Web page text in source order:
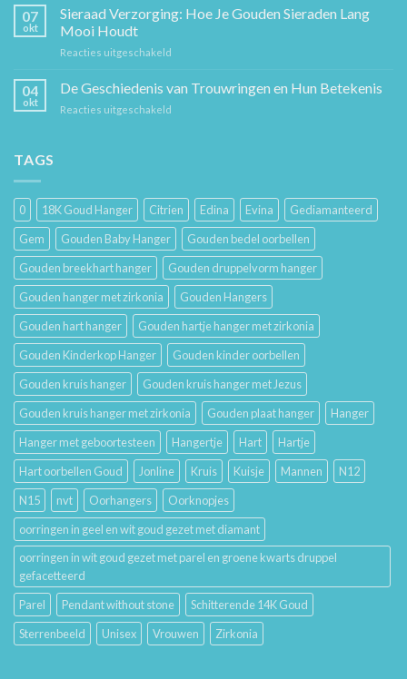
Sierkunst
en
Cadeaugids:
De
Hem
07
okt
Sieraad Verzorging: Hoe Je Gouden Sieraden Lang
Mooi Houdt
Reacties uitgeschakeld
Verzorging:
Hoe
04
okt
De Geschiedenis van Trouwringen en Hun Betekenis
Reacties uitgeschakeld
Hun
Betekenis
TAGS
0 18K Goud Hanger Citrien Edina Evina
Gediamanteerd
Gem
Gouden Baby Hanger
Gouden bedel oorbellen
Gouden breekhart hanger
Gouden druppelvorm hanger
Gouden hanger met zirkonia
Gouden Hangers
Gouden hart hanger
Gouden hartje hanger met zirkonia
Gouden Kinderkop Hanger
Gouden kinder oorbellen
Gouden kruis hanger
Gouden kruis hanger met Jezus
Gouden kruis hanger met zirkonia
Gouden plaat hanger
Hanger
Hanger met geboortesteen
Hangertje Hart
Hartje
Hart oorbellen Goud
Jonline Kruis Kuisje Mannen
N12
N15
nvt Oorhangers
Oorknopjes
oorringen in geel en wit goud gezet met diamant
oorringen in wit goud gezet met parel en groene kwarts druppel
gefacetteerd
Parel
Pendant without stone
Schitterende 14K Goud
Sterrenbeeld
Unisex Vrouwen Zirkonia